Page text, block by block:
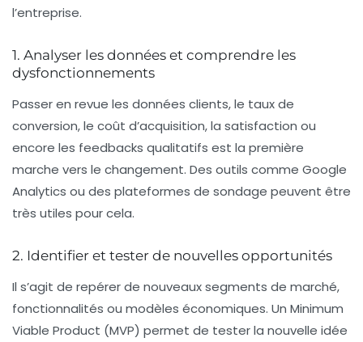
l’entreprise.
1. Analyser les données et comprendre les
dysfonctionnements
Passer en revue les données clients, le taux de
conversion, le coût d’acquisition, la satisfaction ou
encore les feedbacks qualitatifs est la première
marche vers le changement. Des outils comme Google
Analytics ou des plateformes de sondage peuvent être
très utiles pour cela.
2. Identifier et tester de nouvelles opportunités
Il s’agit de repérer de nouveaux segments de marché,
fonctionnalités ou modèles économiques. Un Minimum
Viable Product (MVP) permet de tester la nouvelle idée